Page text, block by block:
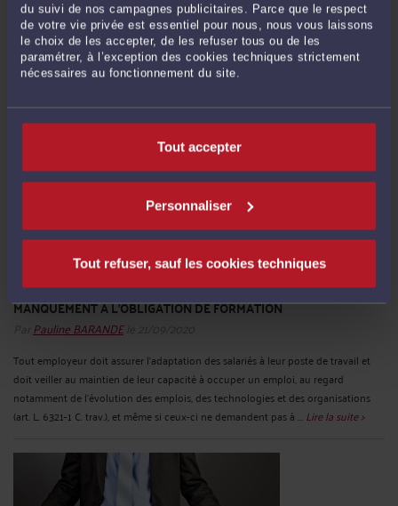
du suivi de nos campagnes publicitaires. Parce que le respect
de votre vie privée est essentiel pour nous, nous vous laissons
le choix de les accepter, de les refuser tous ou de les
paramétrer, à l’exception des cookies techniques strictement
nécessaires au fonctionnement du site.
Tout accepter
Personnaliser
Tout refuser, sauf les cookies techniques
Le taux de compétence en dernier ressort des conseils de prud’hommes
détermine la possibilité de faire appel ou pas d’un jugement de conseil de
prud’hommes. Le jugement est dit « en premier ressort » lorsqu’il est susceptible
MANQUEMENT À L’OBLIGATION DE FORMATION
Pauline BARANDEle 21/09/2020
Tout employeur doit assurer l’adaptation des salariés à leur poste de travail et
doit veiller au maintien de leur capacité à occuper un emploi, au regard
notamment de l’évolution des emplois, des technologies et des organisations
(art. L. 6321-1 C. trav.), et même si ceux-ci ne demandent pas à ... Lire la suite >